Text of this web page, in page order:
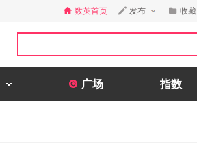
数英首页 发布 收藏
广场 指数